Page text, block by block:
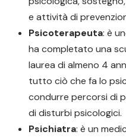
e attività di
Psicoterapeuta: è
ha completato una
laurea di almeno 4
tutto ciò che fa lo
condurre percorsi di
di disturbi psicologici.
Psichiatra: è un